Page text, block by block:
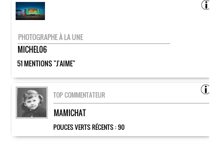
PHOTOGRAPHE À LA UNE
MICHEL06
51 MENTIONS "J'AIME"
TOP COMMENTATEUR
MAMICHAT
POUCES VERTS RÉCENTS :90